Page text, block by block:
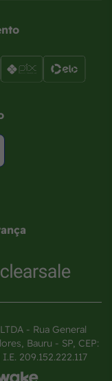
- Rua General
Bauru - SP, CEP:
209.152.222.117